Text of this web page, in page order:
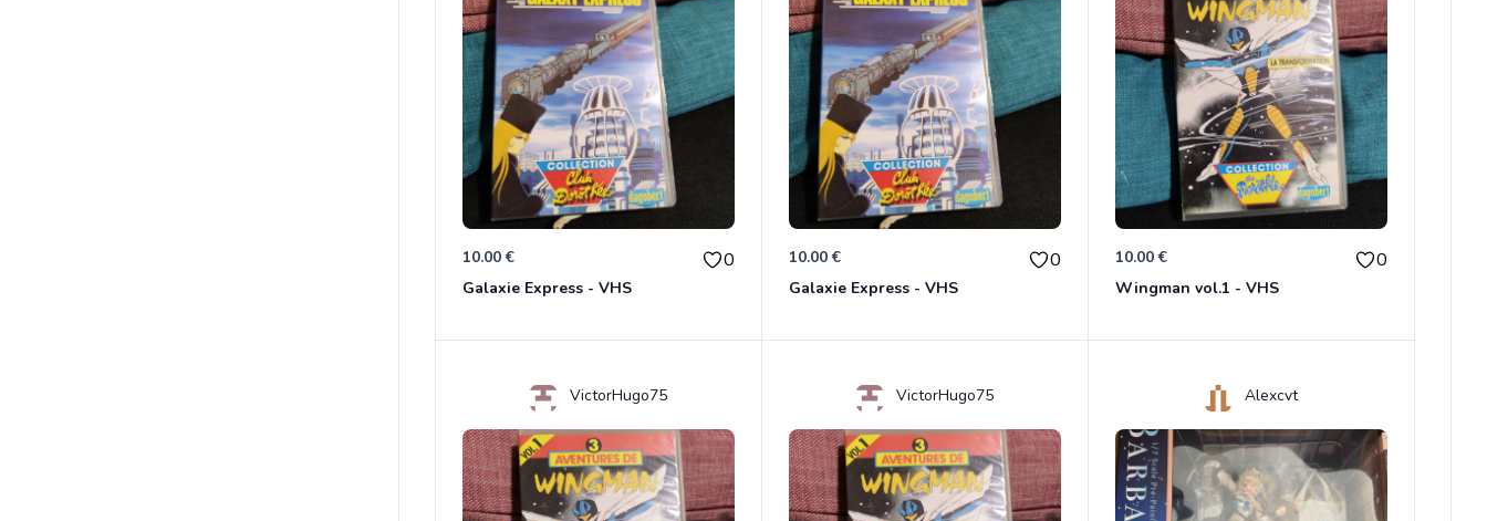
10.00 € 0
Galaxie Express - VHS
10.00 € 0
Galaxie Express - VHS
10.00 € 0
Wingman vol.1 - VHS
VictorHugo75 VictorHugo75 Alexcvt